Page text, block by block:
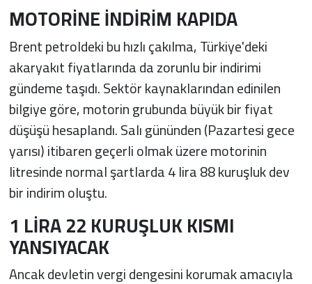
MOTORİNE İNDİRİM KAPIDA
Brent petroldeki bu hızlı çakılma, Türkiye'deki
akaryakıt fiyatlarında da zorunlu bir indirimi
gündeme taşıdı. Sektör kaynaklarından edinilen
bilgiye göre, motorin grubunda büyük bir fiyat
düşüşü hesaplandı. Salı gününden (Pazartesi gece
yarısı) itibaren geçerli olmak üzere motorinin
litresinde normal şartlarda 4 lira 88 kuruşluk dev
bir indirim oluştu.
1 LİRA 22 KURUŞLUK KISMI
YANSIYACAK
Ancak devletin vergi dengesini korumak amacıyla